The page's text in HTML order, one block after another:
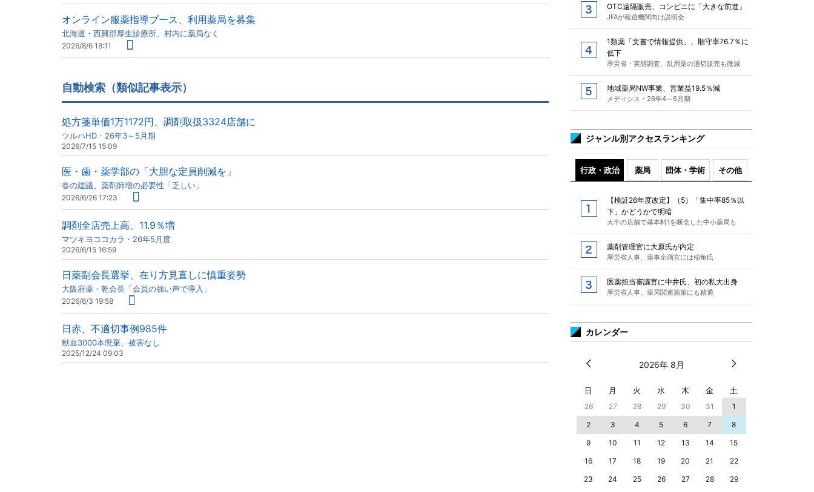
オンライン服薬指導ブース、利用薬局を募集
北海道・西興部厚生診療所、村内に薬局なく
2026/8/6 18:11
自動検索（類似記事表示）
処方箋単価1万1172円、調剤取扱3324店舗に
ツルハHD・26年3～5月期
2026/7/15 15:09
医・歯・薬学部の「大胆な定員削減を」
春の建議、薬剤師増の必要性「乏しい」
2026/6/26 17:23
調剤全店売上高、11.9％増
マツキヨココカラ・26年5月度
2026/6/15 16:59
日薬副会長選挙、在り方見直しに慎重姿勢
大阪府薬・乾会長「会員の強い声で導入」
2026/6/3 19:58
日赤、不適切事例985件
献血3000本廃棄、被害なし
2025/12/24 09:03
OTC遠隔販売、コンビニに「大きな前進」
JFAが報道機関向け説明会
1類薬「文書で情報提供」、順守率76.7％に
低下
厚労省・実態調査、乱用薬の適切販売も微減
地域薬局NW事業、営業益19.5％減
メディシス・26年4～6月期
ジャンル別アクセスランキング
行政・政治 薬局 団体・学術 その他
【検証26年度改定】（5）「集中率85％以
下」かどうかで明暗
大半の店舗で基本料1を断念した中小薬局も
薬剤管理官に大原氏が内定
厚労省人事、薬事企画官には稲角氏
医薬担当審議官に中井氏、初の私大出身
厚労省人事、薬局関連施策にも精通
カレンダー
2026年 8月
日 月 火 水 木 金 土
26 27 28 29 30 31
1
2
3 4 5 6 7
8
9
10 11 12 13 14
15
16
17 18 19 20 21
22
23
24 25 26 27 28
29